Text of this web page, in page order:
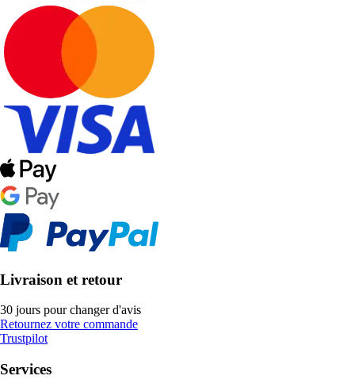
Livraison et retour
30 jours pour changer d'avis
Retournez votre commande
Trustpilot
Services